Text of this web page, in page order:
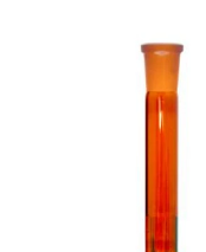
Balão fundo redondo
Balão volumétrico comprar
Balão volumétrico preço
Banho para calibração